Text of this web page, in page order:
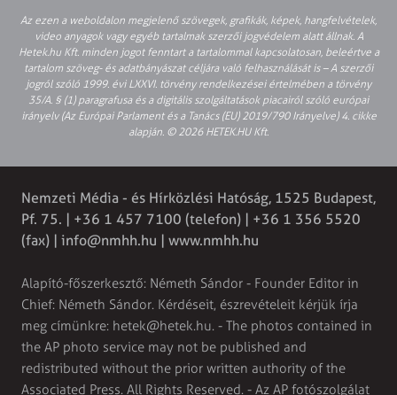
Az ezen a weboldalon megjelenő szövegek, grafikák, képek, hangfelvételek,
video anyagok vagy egyéb tartalmak szerzői jogvédelem alatt állnak. A
Hetek.hu Kft. minden jogot fenntart a tartalommal kapcsolatosan, beleértve a
tartalom szöveg- és adatbányászat céljára való felhasználását is – A szerzői
jogról szóló 1999. évi LXXVI. törvény rendelkezései értelmében a törvény
35/A. § (1) paragrafusa és a digitális szolgáltatások piacairól szóló európai
irányelv (Az Európai Parlament és a Tanács (EU) 2019/790 Irányelve) 4. cikke
alapján. © 2026 HETEK.HU Kft.
Nemzeti Média - és Hírközlési Hatóság, 1525 Budapest,
Pf. 75. | +36 1 457 7100 (telefon) | +36 1 356 5520
(fax) | info@nmhh.hu | www.nmhh.hu
Alapító-főszerkesztő: Németh Sándor - Founder Editor in
Chief: Németh Sándor. Kérdéseit, észrevételeit kérjük írja
meg címünkre: hetek@hetek.hu. - The photos contained in
the AP photo service may not be published and
redistributed without the prior written authority of the
Associated Press. All Rights Reserved. - Az AP fotószolgálat